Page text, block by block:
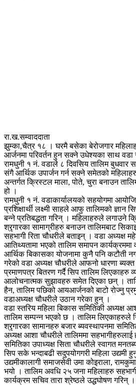
रा.ख.सम्वाददाता
झुम्का,चैत्र १८ । घरमै बसेका बेरोजगार
आर्जनमा परिवर्तन हुन सक्ने उधेश्यका साथ वडा
रामधुनी १ नं. वडाले ८ दिवसिय तालिम बुधवार
संगै आर्थिक उपार्जन गर्न सक्ने समेतको
अन्तर्गत क्रिस्टल माला, पोते, चुरा बनाउन
हो ।
रामधुनी १ नं. वडाकार्यालयको सहयोगमा
प्रशिक्षार्थी लक्ष्मी साहले आफु तालिमको ज्ञान
बन्ने प्रतिबद्धता गरिन् । महिलाहरुले लगाउने
श्रृगारका सामाग्रीहरु बनाउन तालिमबाट
सहभागी रिता चौधरीले बताइन् । वडा अध्यक्ष
आतिथ्यतामा भएको तालिम समापन कार्यक्रममा
आर्थिक बिकासका योजनामा कुनै पनि कटौती
गरेको वडा अध्यक्ष चौधरीले आफनो धारणा
प्रमाणपत्र बितरण गर्दै सिप तालिम लिएकाहरु
आलोचनात्मक सुझावहरु समेत दिएका छन् ।
हैन, तालिम पछिको आयआर्जनको बाटो रोज्नु
वडाअध्यक्ष चौधरीले उठान गरेका हुन् ।
वडा स्तरिय महिला बिकास समितिकी अध्यक्ष
तालिम सम्पन्न भएको छ । तालिम लिएकाहरुले
श्रृगारका सामानहरु बजार ब्यवस्थापनमा
अध्यक्ष आशा चौधरीले तालिममा
समितिका उपाध्यक्ष सिता चौधरीले स्वागत
सिप सके भन्दाबढी सदुपयोगगरी महिला उद्यमी
उद्यमीकालागी समाजसेवी उमा कोइराला,
भयो । तालिम अवधि २५ जना महिलाहरु
कार्यक्रम सचिव तारा श्रेष्ठले उद्धघोषण गरिन् ।